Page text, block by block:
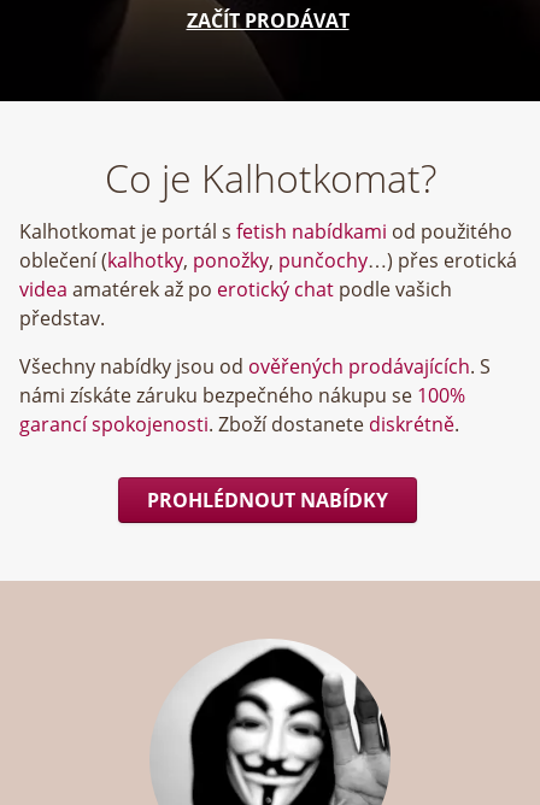
ZAČÍT PRODÁVAT
Co je Kalhotkomat?
Kalhotkomat je portál s fetish nabídkami od použitého
oblečení (kalhotky, ponožky, punčochy…) přes erotická
videa amatérek až po erotický chat podle vašich
představ.
Všechny nabídky jsou od ověřených prodávajících. S
námi získáte záruku bezpečného nákupu se 100%
garancí spokojenosti. Zboží dostanete diskrétně.
PROHLÉDNOUT NABÍDKY